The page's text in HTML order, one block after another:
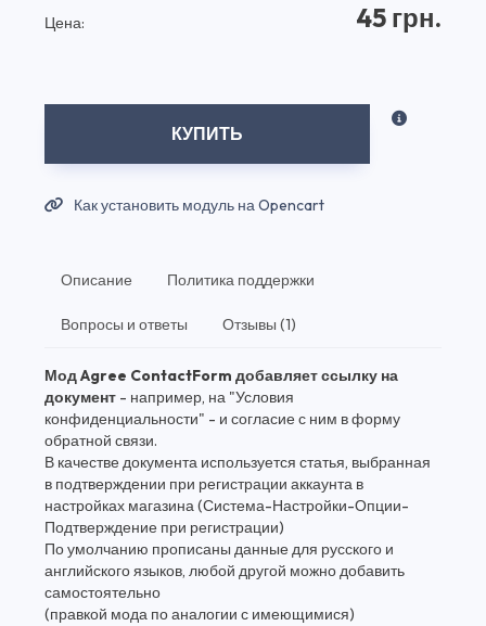
Цена: 45 грн.
КУПИТЬ
Как установить модуль на Opencart
Описание Политика поддержки
Вопросы и ответы Отзывы (1)
Мод Agree ContactForm добавляет ссылку на
документ - например, на "Условия
конфиденциальности" - и согласие с ним в форму
обратной связи.
В качестве документа используется статья, выбранная
в подтверждении при регистрации аккаунта в
настройках магазина (Система-Настройки-Опции-
Подтверждение при регистрации)
По умолчанию прописаны данные для русского и
английского языков, любой другой можно добавить
самостоятельно
(правкой мода по аналогии с имеющимися)